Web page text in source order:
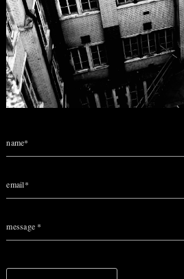
name*
email*
message *